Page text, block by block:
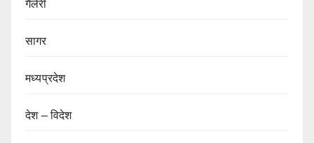
गैलेरी
सागर
मध्यप्रदेश
देश – विदेश